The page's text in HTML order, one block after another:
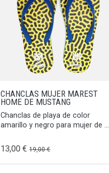
CHANCLAS MUJER MAREST
HOME DE MUSTANG
Chanclas de playa de color
amarillo y negro para mujer de ...
13,00 €19,00 €